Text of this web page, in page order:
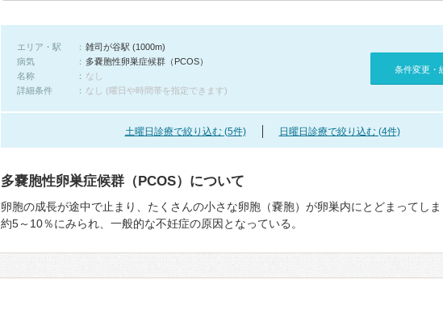
エリア・駅
雑司が谷駅 (1000m)
病気
多嚢胞性卵巣症候群（PCOS）
名称
なし
詳細条件
なし (曜日や時間帯を指定できます)
条件変更・
土曜日診療で絞り込む (5件) 日曜日診療で絞り込む (4件)
多嚢胞性卵巣症候群（PCOS）について
卵胞の成⻑が途中で止まり、たくさんの⼩さな卵胞（嚢胞）が卵巣内にとどまってし
約5～10％にみられ、一般的な不妊症の原因となっている。